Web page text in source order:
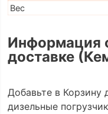
Вес
Информация
доставке
Добавьте в Корзину
дизельные